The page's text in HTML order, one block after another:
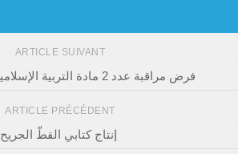
ARTICLE SUIVANT
فرض مراقبة عدد 2 مادة التربية الإسلامية السنة السابعة
ARTICLE PRÉCÉDENT
إنتاج كتابي القطّ الجريح